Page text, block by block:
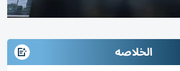
الخلاصه